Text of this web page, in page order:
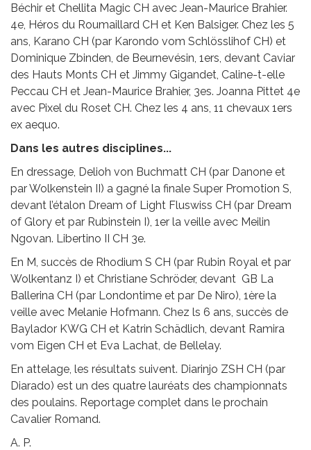
Béchir et Chellita Magic CH avec Jean-Maurice Brahier.
4e, Héros du Roumaillard CH et Ken Balsiger. Chez les 5
ans, Karano CH (par Karondo vom Schlösslihof CH) et
Dominique Zbinden, de Beurnevésin, 1ers, devant Caviar
des Hauts Monts CH et Jimmy Gigandet, Caline-t-elle
Peccau CH et Jean-Maurice Brahier, 3es. Joanna Pittet 4e
avec Pixel du Roset CH. Chez les 4 ans, 11 chevaux 1ers
ex aequo.
Dans les autres disciplines...
En dressage, Delioh von Buchmatt CH (par Danone et
par Wolkenstein II) a gagné la finale Super Promotion S,
devant l’étalon Dream of Light Fluswiss CH (par Dream
of Glory et par Rubinstein I), 1er la veille avec Meilin
Ngovan. Libertino II CH 3e.
En M, succès de Rhodium S CH (par Rubin Royal et par
Wolkentanz I) et Christiane Schröder, devant GB La
Ballerina CH (par Londontime et par De Niro), 1ère la
veille avec Melanie Hofmann. Chez ls 6 ans, succès de
Baylador KWG CH et Katrin Schädlich, devant Ramira
vom Eigen CH et Eva Lachat, de Bellelay.
En attelage, les résultats suivent. Diarinjo ZSH CH (par
Diarado) est un des quatre lauréats des championnats
des poulains. Reportage complet dans le prochain
Cavalier Romand.
A. P.